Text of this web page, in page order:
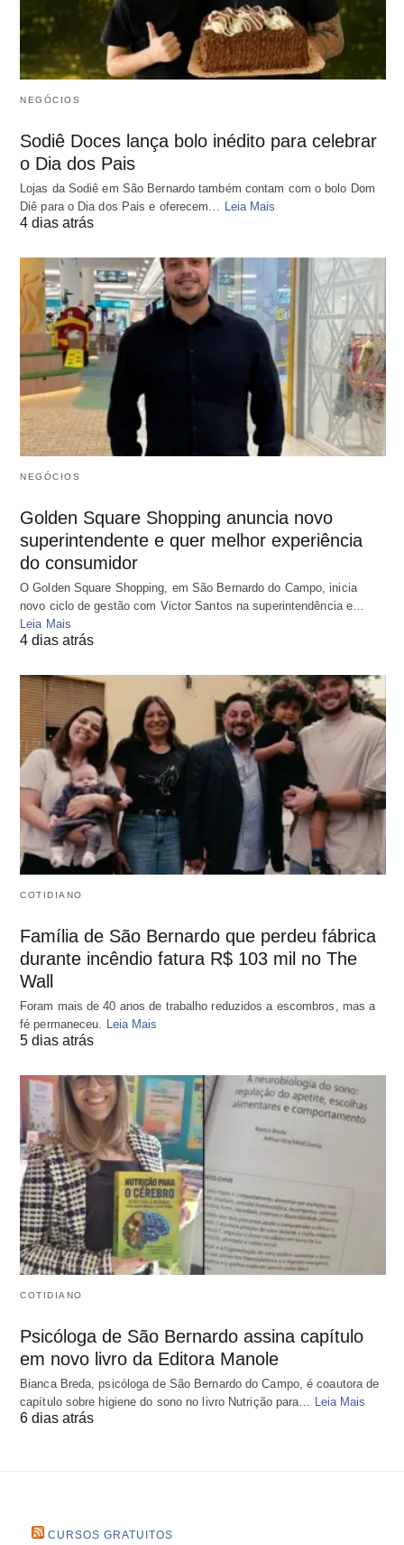
NEGÓCIOS
Sodiê Doces lança bolo inédito para celebrar
o Dia dos Pais
Lojas da Sodiê em São Bernardo também contam com o bolo Dom
Diê para o Dia dos Pais e oferecem… Leia Mais
4 dias atrás
NEGÓCIOS
Golden Square Shopping anuncia novo
superintendente e quer melhor experiência
do consumidor
O Golden Square Shopping, em São Bernardo do Campo, inicia
novo ciclo de gestão com Victor Santos na superintendência e…
Leia Mais
4 dias atrás
COTIDIANO
Família de São Bernardo que perdeu fábrica
durante incêndio fatura R$ 103 mil no The
Wall
Foram mais de 40 anos de trabalho reduzidos a escombros, mas a
fé permaneceu.
Leia Mais
5 dias atrás
COTIDIANO
Psicóloga de São Bernardo assina capítulo
em novo livro da Editora Manole
Bianca Breda, psicóloga de São Bernardo do Campo, é coautora de
capítulo sobre higiene do sono no livro Nutrição para… Leia Mais
6 dias atrás
CURSOS GRATUITOS